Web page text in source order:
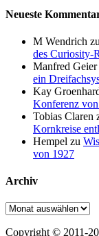
Neueste
M Wendrich zu
des Curiosity-
Manfred Geier
ein
Kay
Konferenz
Tobias Claren
Kornkreise
Hempel zu
von 1927
Archiv
Archiv
Copyright © 2011-